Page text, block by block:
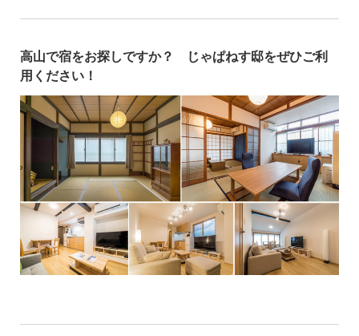
高山で宿をお探しですか？ じゃぱねす邸をぜひご利
用ください！